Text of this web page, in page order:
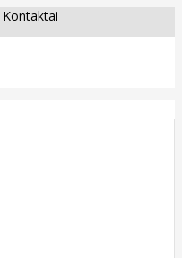
Kontaktai